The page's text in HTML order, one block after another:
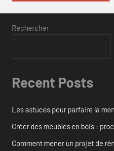
Rechercher
Recent Posts
Les astuces pour parfaire la
Créer des meubles en bois :
Comment mener un projet de